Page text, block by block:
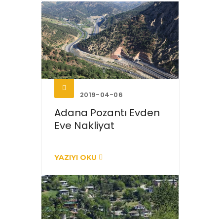
2019-04-06
Adana Pozantı Evden
Eve Nakliyat
YAZIYI OKU